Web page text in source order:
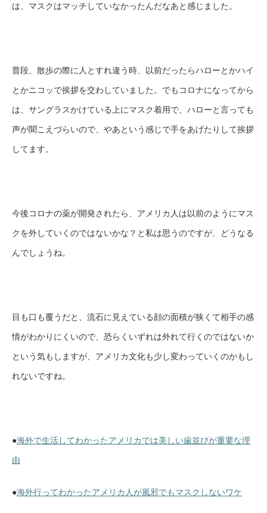
は、マスクはマッチしていなかったんだなあと感じました。
普段、散歩の際に人とすれ違う時、以前だったらハローとかハイ
とかニコッで挨拶を交わしていました。でもコロナになってから
は、サングラスかけている上にマスク着用で、ハローと言っても
声が聞こえづらいので、やあという感じで手をあげたりして挨拶
してます。
今後コロナの薬が開発されたら、アメリカ人は以前のようにマス
クを外していくのではないかな？と私は思うのですが、どうなる
んでしょうね。
目も口も覆うだと、流石に見えている顔の面積が狭くて相手の感
情がわかりにくいので、恐らくいずれは外れて行くのではないか
という気もしますが、アメリカ文化も少し変わっていくのかもし
れないですね。
●海外で生活してわかったアメリカでは美しい歯並びが重要な理
由
●海外行ってわかったアメリカ人が風邪でもマスクしないワケ